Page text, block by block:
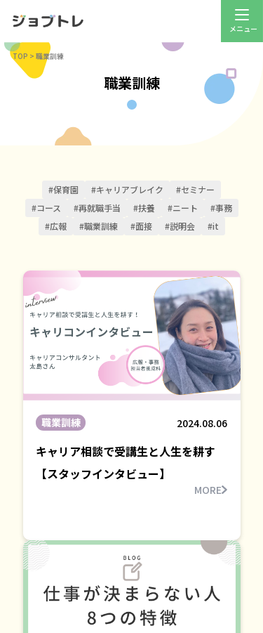
TOP > 職業訓練
職業訓練
#保育園 #キャリアブレイク
#セミナー
#コース
#再就職手当 #扶養 #ニート
#事務
#広報
#職業訓練 #面接 #説明会 #it
職業訓練 2024.08.06
キャリア相談で受講生と人生を耕す
【スタッフインタビュー】
MORE